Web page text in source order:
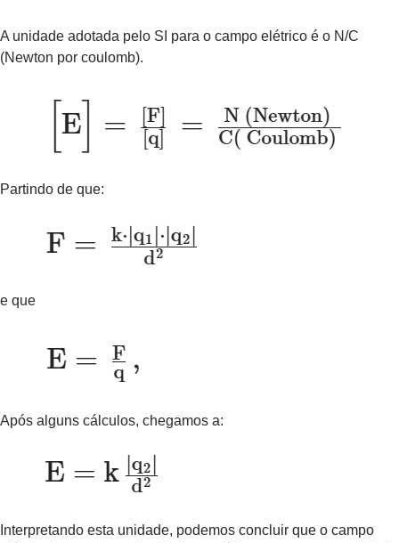
A unidade adotada pelo SI para o campo elétrico é o N/C
(Newton por coulomb).
Partindo de que:
e que
Após alguns cálculos, chegamos a:
Interpretando esta unidade, podemos concluir que o campo